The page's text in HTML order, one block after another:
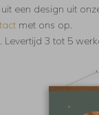
een design uit
met ons op.
3 tot 5